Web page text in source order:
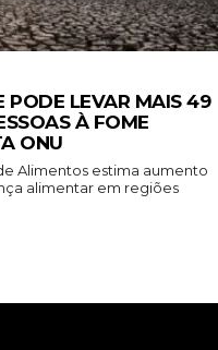
PODE LEVAR MAIS 49
À FOME
ONU
Alimentos estima aumento
alimentar em regiões